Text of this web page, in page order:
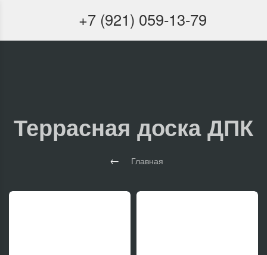
+7 (921) 059-13-79
Террасная доска ДПК
Главная